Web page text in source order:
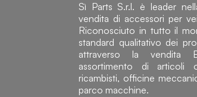
Sì Parts S.r.l. è leader
vendita di accessori per
Riconosciuto in tutto il
standard qualitativo dei
attraverso la vendita
assortimento di articoli
ricambisti, officine
parco macchine.